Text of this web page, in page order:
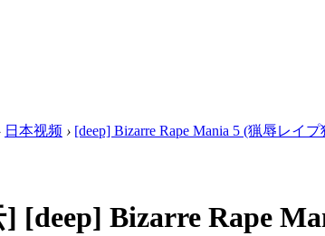
日本视频 › [deep] Bizarre Rape Mania 5 (猟辱レイ
] [deep] Bizarre Rape